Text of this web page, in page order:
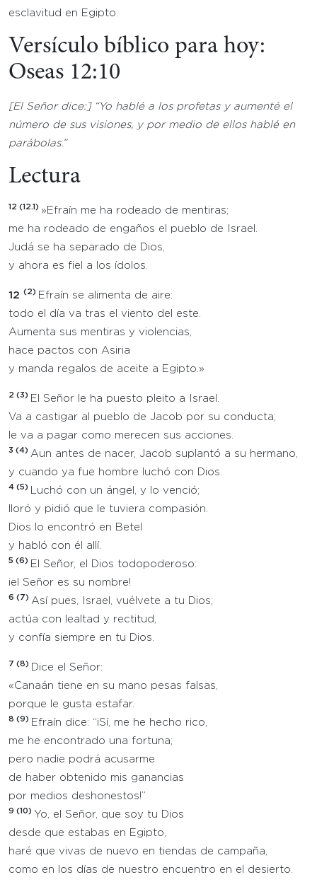
esclavitud en Egipto.
Versículo bíblico para hoy:
Oseas 12:10
[El Señor dice:] “Yo hablé a los profetas y aumenté el
número de sus visiones, y por medio de ellos hablé en
parábolas.”
Lectura
12 (12.1) »Efraín me ha rodeado de mentiras;
me ha rodeado de engaños el pueblo de Israel.
Judá se ha separado de Dios,
y ahora es fiel a los ídolos.
12 (2) Efraín se alimenta de aire:
todo el día va tras el viento del este.
Aumenta sus mentiras y violencias,
hace pactos con Asiria
y manda regalos de aceite a Egipto.»
2 (3) El Señor le ha puesto pleito a Israel.
Va a castigar al pueblo de Jacob por su conducta;
le va a pagar como merecen sus acciones.
3 (4) Aun antes de nacer, Jacob suplantó a su hermano,
y cuando ya fue hombre luchó con Dios.
4 (5)
Luchó con un ángel, y lo venció;
lloró y pidió que le tuviera compasión.
Dios lo encontró en Betel
y habló con él allí.
5 (6) El Señor, el Dios todopoderoso:
¡el Señor es su nombre!
6 (7) Así pues, Israel, vuélvete a tu Dios;
actúa con lealtad y rectitud,
y confía siempre en tu Dios.
7 (8)
Dice el Señor:
«Canaán tiene en su mano pesas falsas,
porque le gusta estafar.
8 (9) Efraín dice: “¡Sí, me he hecho rico,
me he encontrado una fortuna;
pero nadie podrá acusarme
de haber obtenido mis ganancias
por medios deshonestos!”
9 (10) Yo, el Señor, que soy tu Dios
desde que estabas en Egipto,
haré que vivas de nuevo en tiendas de campaña,
como en los días de nuestro encuentro en el desierto.